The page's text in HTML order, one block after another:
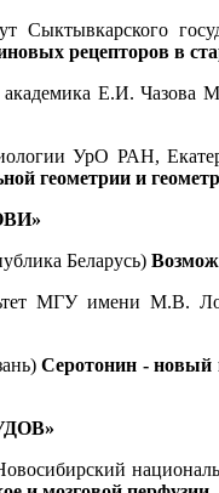
рецепторов в
академика Е.И. Чазова
УрО РАН,
геометрии и
Беларусь)
МГУ имени М.В.
Серотонин - новый